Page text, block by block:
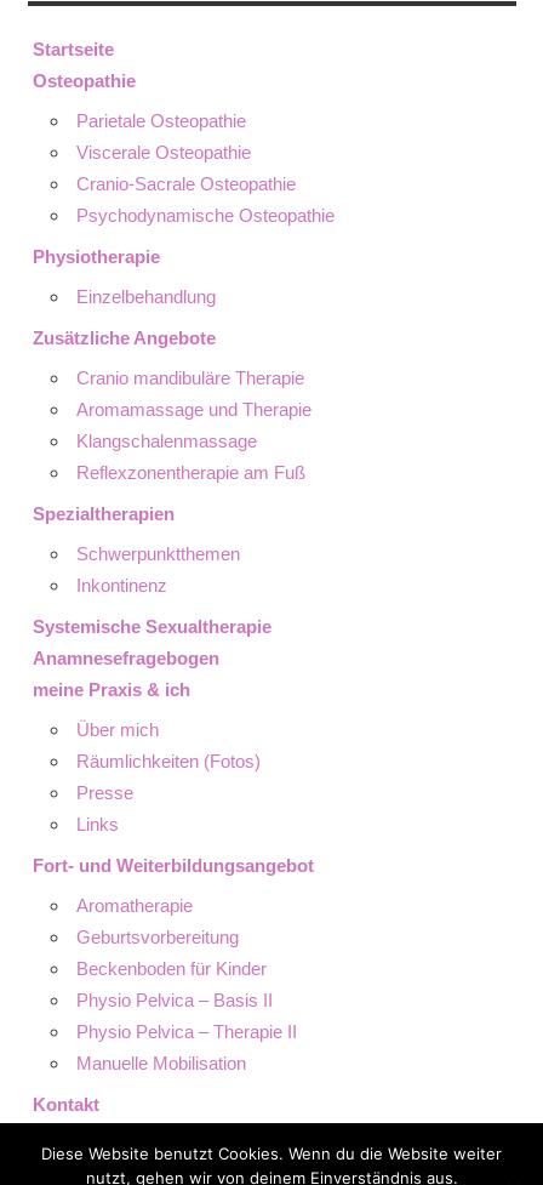
Startseite
Osteopathie
Parietale Osteopathie
Viscerale Osteopathie
Cranio-Sacrale Osteopathie
Psychodynamische Osteopathie
Physiotherapie
Einzelbehandlung
Zusätzliche Angebote
Cranio mandibuläre Therapie
Aromamassage und Therapie
Klangschalenmassage
Reflexzonentherapie am Fuß
Spezialtherapien
Schwerpunktthemen
Inkontinenz
Systemische Sexualtherapie
Anamnesefragebogen
meine Praxis & ich
Über mich
Räumlichkeiten (Fotos)
Presse
Links
Fort- und Weiterbildungsangebot
Aromatherapie
Geburtsvorbereitung
Beckenboden für Kinder
Physio Pelvica – Basis II
Physio Pelvica – Therapie II
Manuelle Mobilisation
Kontakt
Impressum
Diese Website benutzt Cookies. Wenn du die Website weiter
nutzt, gehen wir von deinem Einverständnis aus.